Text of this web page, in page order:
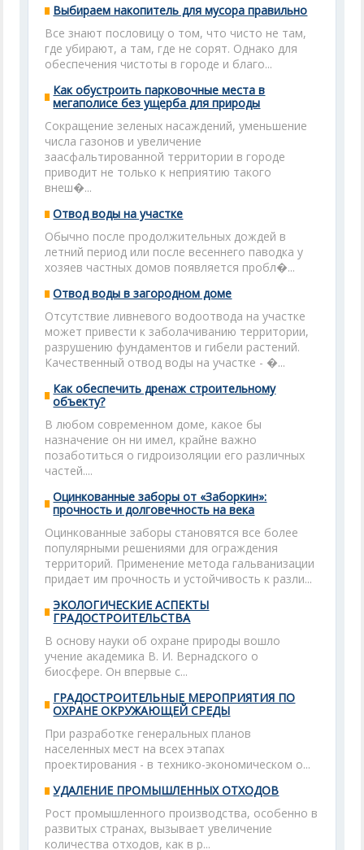
Выбираем накопитель для мусора правильно
Все знают пословицу о том, что чисто не там,
где убирают, а там, где не сорят. Однако для
обеспечения чистоты в городе и благо...
Как обустроить парковочные места в
мегаполисе без ущерба для природы
Сокращение зеленых насаждений, уменьшение
числа газонов и увеличение
заасфальтированной территории в городе
приводит не только к неприятию такого
внеш�...
Отвод воды на участке
Обычно после продолжительных дождей в
летний период или после весеннего паводка у
хозяев частных домов появляется пробл�...
Отвод воды в загородном доме
Отсутствие ливневого водоотвода на участке
может привести к заболачиванию территории,
разрушению фундаментов и гибели растений.
Качественный отвод воды на участке - �...
Как обеспечить дренаж строительному
объекту?
В любом современном доме, какое бы
назначение он ни имел, крайне важно
позаботиться о гидроизоляции его различных
частей....
Оцинкованные заборы от «Заборкин»:
прочность и долговечность на века
Оцинкованные заборы становятся все более
популярными решениями для ограждения
территорий. Применение метода гальванизации
придает им прочность и устойчивость к разли...
ЭКОЛОГИЧЕСКИЕ АСПЕКТЫ
ГРАДОСТРОИТЕЛЬСТВА
В основу науки об охране природы вошло
учение академика В. И. Вернадского о
биосфере. Он впервые с...
ГРАДОСТРОИТЕЛЬНЫЕ МЕРОПРИЯТИЯ ПО
ОХРАНЕ ОКРУЖАЮЩЕЙ СРЕДЫ
При разработке генеральных планов
населенных мест на всех этапах
проектирования - в технико-экономическом о...
УДАЛЕНИЕ ПРОМЫШЛЕННЫХ ОТХОДОВ
Рост промышленного производства, особенно в
развитых странах, вызывает увеличение
количества отходов, как в р...